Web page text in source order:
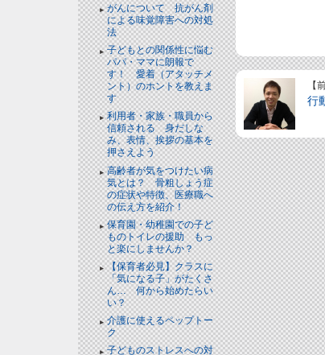
がんについて 抗がん剤
による味覚障害への対処
法
子どもとの関係性に悩む
パパ・ママに朗報で
す！ 愛着（アタッチメ
ント）のホントを教えま
す
利用者・家族・職員から
信頼される 身だしな
み、表情、挨拶の基本を
押さえよう
高齢者が気をつけたい病
気とは？ 骨粗しょう症
の症状や特徴、医療職へ
の伝え方を紹介！
保育園・幼稚園での子ど
ものトイレの援助 もっ
と楽にしませんか？
【保育者必見】クラスに
「気になる子」がたくさ
ん… 何から始めたらい
い？
介護に使えるペップトー
ク
子どものストレスへの対
【
行